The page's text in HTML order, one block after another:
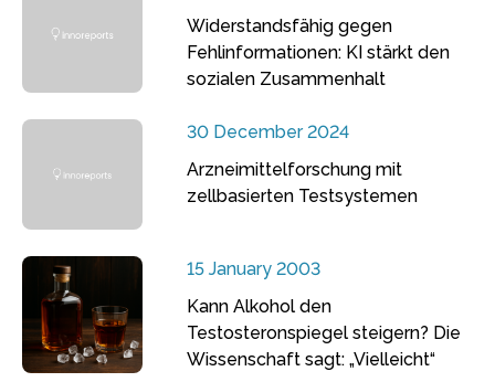
Widerstandsfähig gegen
Fehlinformationen: KI stärkt den
sozialen Zusammenhalt
30 December 2024
Arzneimittelforschung mit
zellbasierten Testsystemen
15 January 2003
Kann Alkohol den
Testosteronspiegel steigern? Die
Wissenschaft sagt: „Vielleicht“